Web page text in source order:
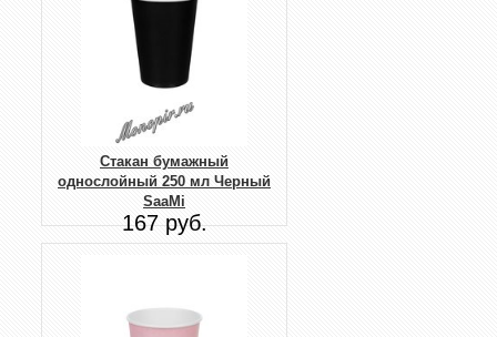
Стакан бумажный
однослойный 250 мл Черный
SaaMi
167 руб.